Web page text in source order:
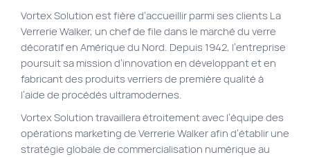
Plan du site
Site Web municipal
Vie Privée
VortexLab
40 rue Jean-Talon E., Montreal
514 278-7575
Vortex Solution est fière d’accueillir parmi ses clients La
Verrerie Walker, un chef de file dans le marché du verre
décoratif en Amérique du Nord. Depuis 1942, l’entreprise
poursuit sa mission d’innovation en développant et en
fabricant des produits verriers de première qualité à
l’aide de procédés ultramodernes.
Vortex Solution travaillera étroitement avec l’équipe des
opérations marketing de Verrerie Walker afin d’établir une
stratégie globale de commercialisation numérique au